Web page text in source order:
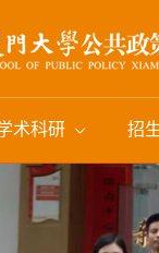
术科研 招